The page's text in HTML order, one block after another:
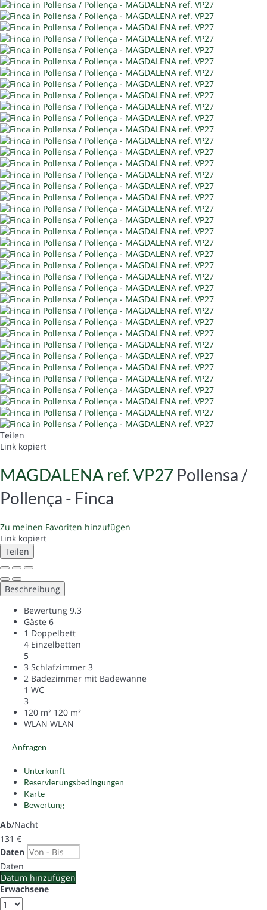
Teilen
Link kopiert
MAGDALENA ref. VP27 Pollensa /
Pollença - Finca
Zu meinen Favoriten hinzufügen
Link kopiert
Teilen
Beschreibung
Bewertung 9.3
Gäste 6
1 Doppelbett
4 Einzelbetten
5
3 Schlafzimmer 3
2 Badezimmer mit Badewanne
1 WC
3
120 m² 120 m²
WLAN WLAN
Anfragen
Unterkunft
Reservierungsbedingungen
Karte
Bewertung
Ab/Nacht
131 €
Daten
Daten
Datum hinzufügen
Erwachsene